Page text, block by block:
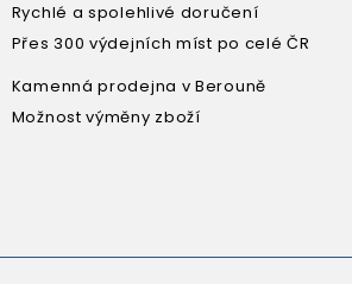
Rychlé a spolehlivé doručení
Přes 300 výdejních míst po celé ČR
Kamenná prodejna v Berouně
Možnost výměny zboží